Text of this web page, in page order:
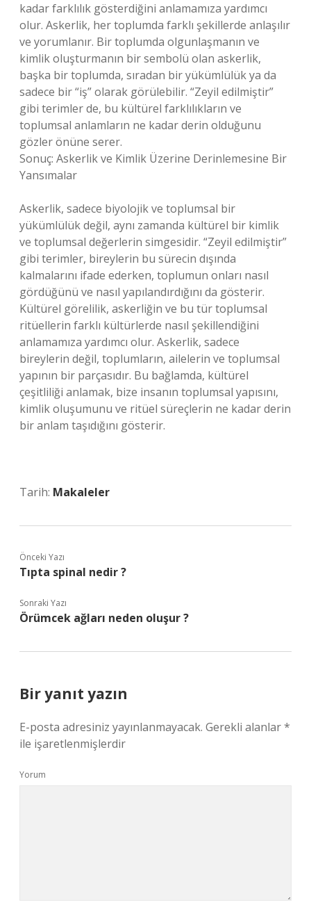
kadar farklılık gösterdiğini anlamamıza yardımcı
olur. Askerlik, her toplumda farklı şekillerde anlaşılır
ve yorumlanır. Bir toplumda olgunlaşmanın ve
kimlik oluşturmanın bir sembolü olan askerlik,
başka bir toplumda, sıradan bir yükümlülük ya da
sadece bir “iş” olarak görülebilir. “Zeyil edilmiştir”
gibi terimler de, bu kültürel farklılıkların ve
toplumsal anlamların ne kadar derin olduğunu
gözler önüne serer.
Sonuç: Askerlik ve Kimlik Üzerine Derinlemesine Bir
Yansımalar
Askerlik, sadece biyolojik ve toplumsal bir
yükümlülük değil, aynı zamanda kültürel bir kimlik
ve toplumsal değerlerin simgesidir. “Zeyil edilmiştir”
gibi terimler, bireylerin bu sürecin dışında
kalmalarını ifade ederken, toplumun onları nasıl
gördüğünü ve nasıl yapılandırdığını da gösterir.
Kültürel görelilik, askerliğin ve bu tür toplumsal
ritüellerin farklı kültürlerde nasıl şekillendiğini
anlamamıza yardımcı olur. Askerlik, sadece
bireylerin değil, toplumların, ailelerin ve toplumsal
yapının bir parçasıdır. Bu bağlamda, kültürel
çeşitliliği anlamak, bize insanın toplumsal yapısını,
kimlik oluşumunu ve ritüel süreçlerin ne kadar derin
bir anlam taşıdığını gösterir.
Tarih: Makaleler
Önceki Yazı
Tıpta spinal nedir ?
Sonraki Yazı
Örümcek ağları neden oluşur ?
Bir yanıt yazın
E-posta adresiniz yayınlanmayacak. Gerekli alanlar*
ile işaretlenmişlerdir
Yorum